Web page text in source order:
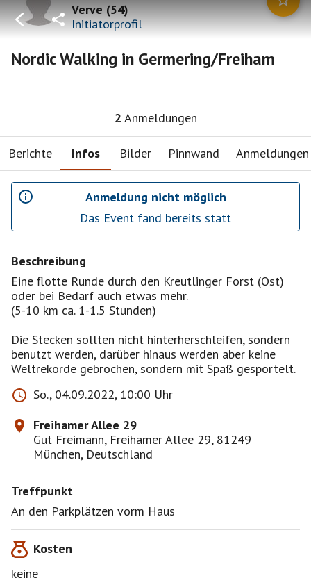
Verve(54)
Initiatorprofil
Nordic Walking in Germering/Freiham
2 Anmeldungen
Berichte Infos Bilder Pinnwand Anmeldungen
Anmeldung nicht möglich
Das Event fand bereits statt
Beschreibung
Eine flotte Runde durch den Kreutlinger Forst (Ost)
oder bei Bedarf auch etwas mehr.
(5-10 km ca. 1-1.5 Stunden)
Die Stecken sollten nicht hinterherschleifen, sondern
benutzt werden, darüber hinaus werden aber keine
Weltrekorde gebrochen, sondern mit Spaß gesportelt.
So., 04.09.2022, 10:00 Uhr
Freihamer Allee 29
Gut Freimann, Freihamer Allee 29, 81249
München, Deutschland
Treffpunkt
An den Parkplätzen vorm Haus
Kosten
keine